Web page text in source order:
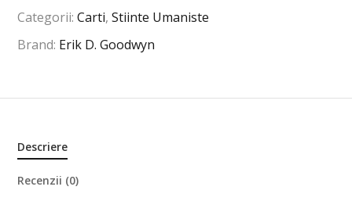
Categorii:Carti,Stiinte Umaniste
Brand: Erik D. Goodwyn
Descriere
Recenzii (0)